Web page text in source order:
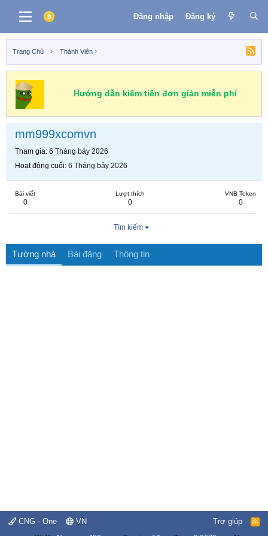
Đăng nhập Đăng ký
Trang Chủ Thành Viên
Hướng dẫn kiếm tiền đơn giản miễn phí
mm999xcomvn
Tham gia 6 Tháng bảy 2026
Hoạt động cuối 6 Tháng bảy 2026
Bài viết
0
Lượt thích
0
VNB Token
0
Tìm kiếm
Tường nhà Bài đăng Thông tin
CNG - One VN Trợ giúp
R